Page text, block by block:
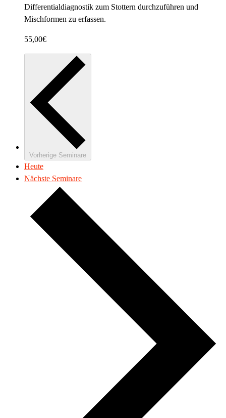
Differentialdiagnostik zum Stottern durchzuführen und
Mischformen zu erfassen.
55,00€
Vorherige Seminare
Heute
Nächste Seminare